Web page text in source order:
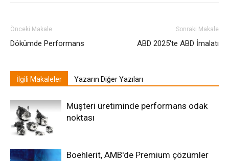
Önceki Makale
Dökümde Performans
Sonraki Makale
ABD 2025'te ABD İmalatı
İlgili Makaleler Yazarın Diğer Yazıları
Müşteri üretiminde performans odak
noktası
Boehlerit, AMB'de Premium çözümler